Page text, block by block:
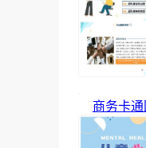
商务卡